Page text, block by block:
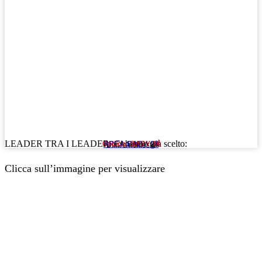
AREA BABY 28
Dim: a richiesta
Codice: BABY 28
LEADER TRA I LEADER. Ci hanno già scelto:
Clicca sull’immagine per visualizzare